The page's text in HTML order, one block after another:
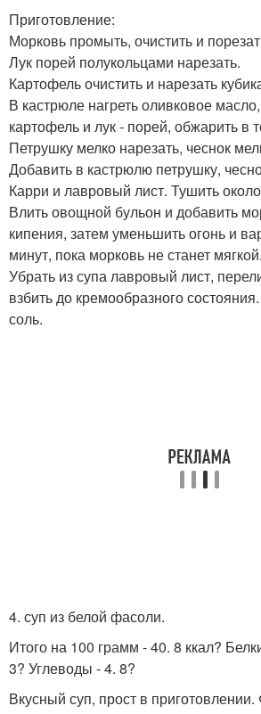
Приготовление:
Морковь промыть, очистить и
Лук порей полукольцами нарезать.
Картофель очистить и нарезать
В кастрюле нагреть оливковое
картофель и лук - порей, обжарить в
Петрушку мелко нарезать, чеснок
Добавить в кастрюлю петрушку,
Карри и лавровый лист. Тушить
Влить овощной бульон и добавить
кипения, затем уменьшить огонь и
минут, пока морковь не станет мягкой.
Убрать из супа лавровый лист,
взбить до кремообразного
соль.
4. суп из белой фасоли.
Итого на 100 грамм - 40. 8 ккал?
3? Углеводы - 4. 8?
Вкусный суп, прост в